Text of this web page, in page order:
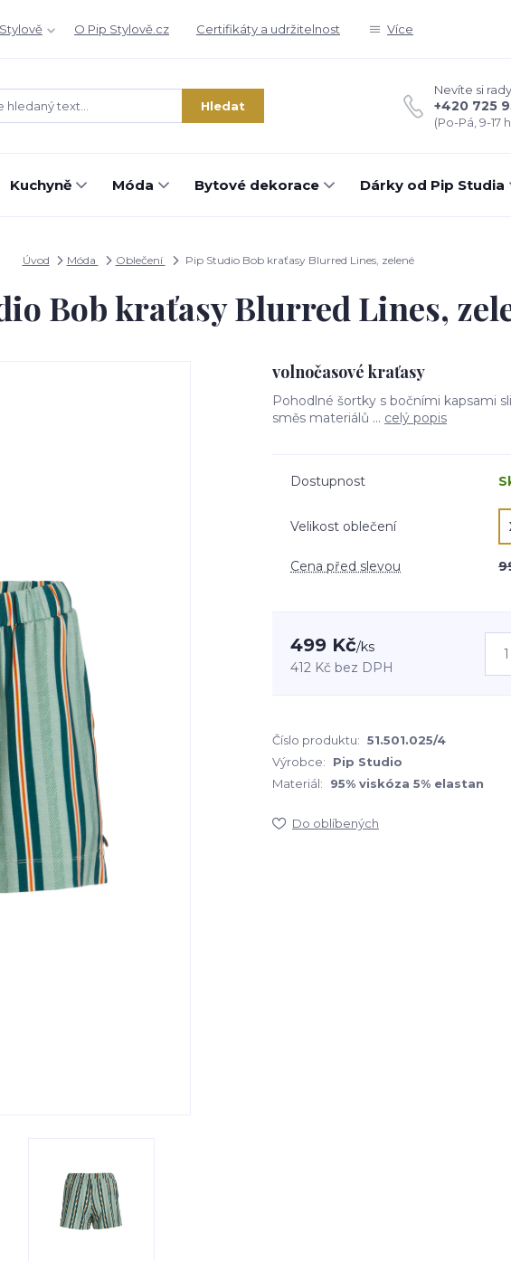
O Pip Stylově.cz Certifikáty a udržitelnost Více
Hledat
Nevíte si
+420 725
(Po-Pá, 9-17
Kuchyně Móda Bytové dekorace Dárky od Pip Studia
Úvod Móda Oblečení Pip Studio Bob kraťasy Blurred Lines, zelené
Bob kraťasy Blurred Lines,
volnočasové kraťasy
Pohodlné šortky s bočními kapsami
směs materiálů ... celý popis
Dostupnost
Velikost oblečení
Cena před slevou
499 Kč/ks
412 Kč bez DPH
Číslo produktu: 51.501.025/4
Výrobce:
Pip Studio
Materiál:
95% viskóza 5% elastan
Do oblíbených